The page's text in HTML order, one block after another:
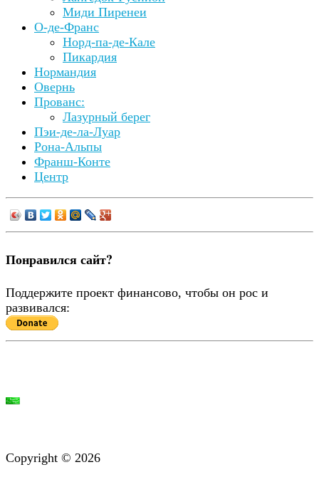
Миди Пиренеи
О-де-Франс
Норд-па-де-Кале
Пикардия
Нормандия
Овернь
Прованс:
Лазурный берег
Пэи-де-ла-Луар
Рона-Альпы
Франш-Конте
Центр
Понравился сайт?
Поддержите проект финансово, чтобы он рос и
развивался:
Copyright © 2026